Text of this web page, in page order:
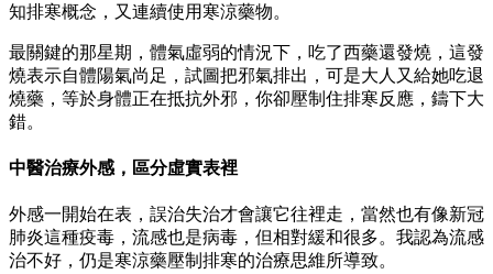
知排寒概念，又連續使用寒涼藥物。
最關鍵的那星期，體氣虛弱的情況下，吃了西藥還發燒，這發
燒表示自體陽氣尚足，試圖把邪氣排出，可是大人又給她吃退
燒藥，等於身體正在抵抗外邪，你卻壓制住排寒反應，鑄下大
錯。
中醫治療外感，區分虛實表裡
外感一開始在表，誤治失治才會讓它往裡走，當然也有像新冠
肺炎這種疫毒，流感也是病毒，但相對緩和很多。我認為流感
治不好，仍是寒涼藥壓制排寒的治療思維所導致。